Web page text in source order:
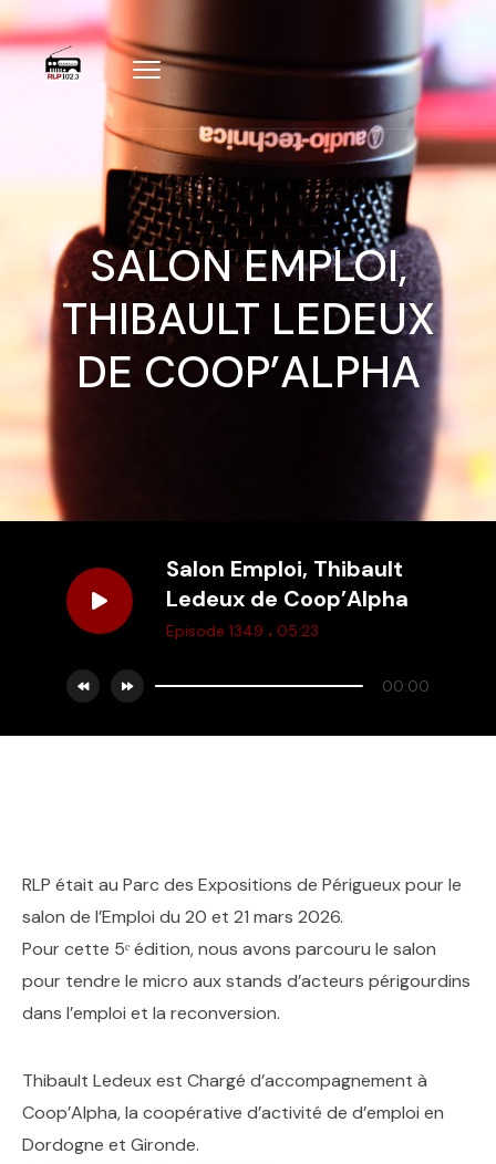
SALON EMPLOI,
THIBAULT LEDEUX
DE COOP’ALPHA
Salon Emploi, Thibault
Ledeux de Coop’Alpha
Episode 1349 . 05:23
00:00
RLP était au Parc des Expositions de Périgueux pour le
salon de l’Emploi du 20 et 21 mars 2026.
Pour cette 5ᵉ édition, nous avons parcouru le salon
pour tendre le micro aux stands d’acteurs périgourdins
dans l’emploi et la reconversion.
Thibault Ledeux est Chargé d’accompagnement à
Coop’Alpha, la coopérative d’activité de d’emploi en
Dordogne et Gironde.